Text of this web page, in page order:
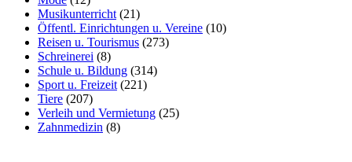
Musikunterricht (21)
Öffentl. Einrichtungen u. Vereine (10)
Reisen u. Tourismus (273)
Schreinerei (8)
Schule u. Bildung (314)
Sport u. Freizeit (221)
Tiere (207)
Verleih und Vermietung (25)
Zahnmedizin (8)